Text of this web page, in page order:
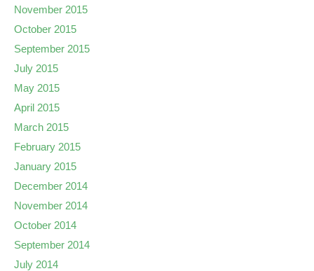
November 2015
October 2015
September 2015
July 2015
May 2015
April 2015
March 2015
February 2015
January 2015
December 2014
November 2014
October 2014
September 2014
July 2014